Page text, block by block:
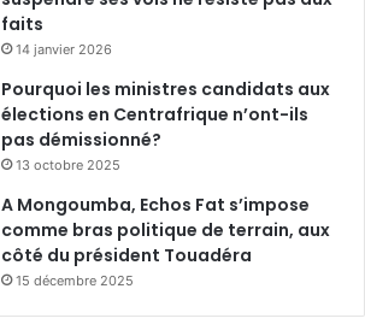
faits
14 janvier 2026
Pourquoi les ministres candidats aux
élections en Centrafrique n’ont-ils
pas démissionné?
13 octobre 2025
A Mongoumba, Echos Fat s’impose
comme bras politique de terrain, aux
côté du président Touadéra
15 décembre 2025